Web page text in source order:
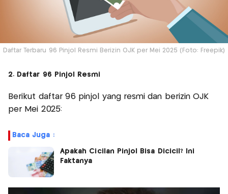
Daftar Terbaru 96 Pinjol Resmi Berizin OJK per Mei 2025 (Foto: Freepik)
2. Daftar 96 Pinjol Resmi
Berikut daftar 96 pinjol yang resmi dan berizin OJK
per Mei 2025:
Baca Juga :
Apakah Cicilan Pinjol Bisa Dicicil? Ini
Faktanya